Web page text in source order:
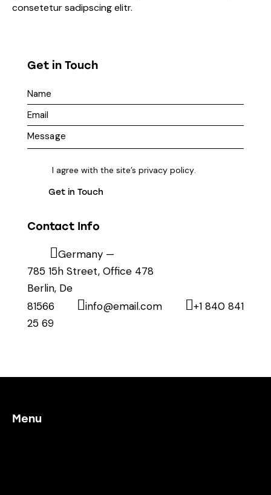
consetetur sadipscing elitr.
Get in Touch
I agree with the site’sprivacy policy.
Contact Info
Germany —
785 15h Street, Office 478
Berlin, De
81566
info@email.com
+1 840 841
25 69
Menu